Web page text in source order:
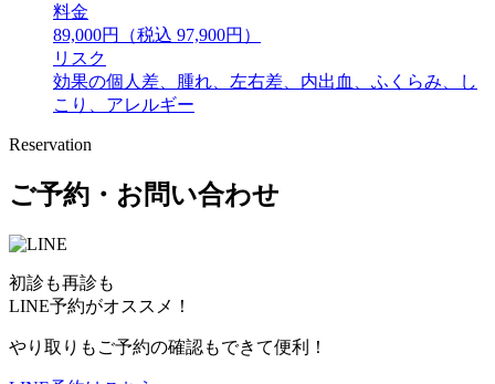
料金
89,000円（税込 97,900円）
リスク
効果の個人差、腫れ、左右差、内出血、ふくらみ、し
こり、アレルギー
Reservation
ご予約・お問い合わせ
初診も再診も
LINE予約がオススメ！
やり取りもご予約の確認もできて便利！